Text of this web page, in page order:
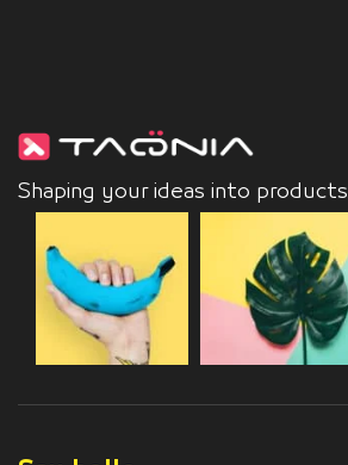
Shaping your ideas into products